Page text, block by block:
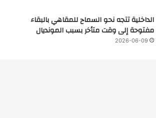
الداخلية تتجه نحو السماح للمقاهي بالبقاء
مفتوحة إلى وقت متأخر بسبب المونديال
2026-06-09